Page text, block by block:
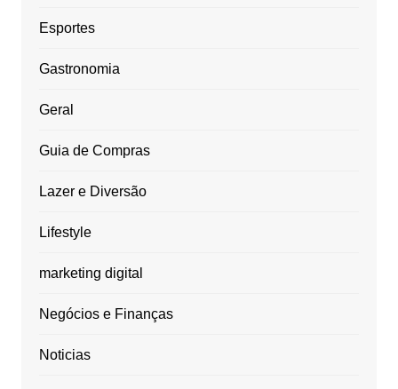
Esportes
Gastronomia
Geral
Guia de Compras
Lazer e Diversão
Lifestyle
marketing digital
Negócios e Finanças
Noticias